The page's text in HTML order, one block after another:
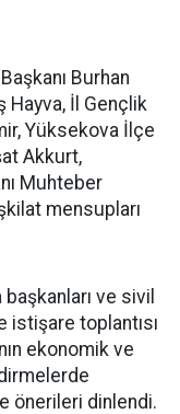
Burhan
Hayva, İl Gençlik
Yüksekova İlçe
Akkurt,
Muhteber
mensupları
ve sivil
istişare toplantısı
ekonomik ve
önerileri dinlendi.